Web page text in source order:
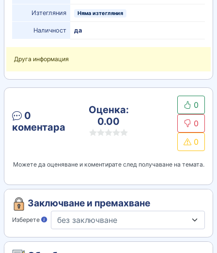
Изтегляния Няма изтегляния
Наличност да
Друга информация
0
коментара
Оценка:
0.00
0
0
0
Можете да оценяване и коментирате след получаване на темата.
Заключване и премахване
Изберете